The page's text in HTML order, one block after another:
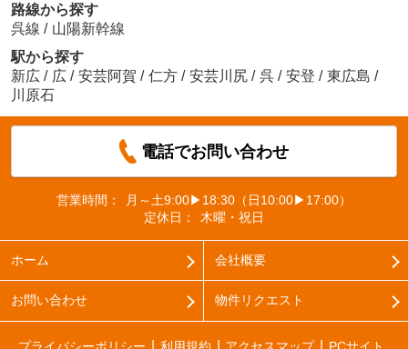
路線から探す
呉線 / 山陽新幹線
駅から探す
新広 / 広 / 安芸阿賀 / 仁方 / 安芸川尻 / 呉 / 安登 / 東広島 /
川原石
電話でお問い合わせ
営業時間：
月～土9:00▶18:30（日10:00▶17:00）
定休日：
木曜・祝日
ホーム 会社概要
お問い合わせ 物件リクエスト
プライバシーポリシー 利用規約 アクセスマップ PCサイト